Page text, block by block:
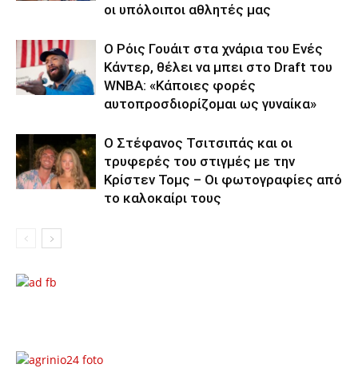
οι υπόλοιποι αθλητές μας
Ο Ρόις Γουάιτ στα χνάρια του Ενές
Κάντερ, θέλει να μπει στο Draft του
WNBA: «Κάποιες φορές
αυτοπροσδιορίζομαι ως γυναίκα»
Ο Στέφανος Τσιτσιπάς και οι
τρυφερές του στιγμές με την
Κρίστεν Τομς – Οι φωτογραφίες από
το καλοκαίρι τους